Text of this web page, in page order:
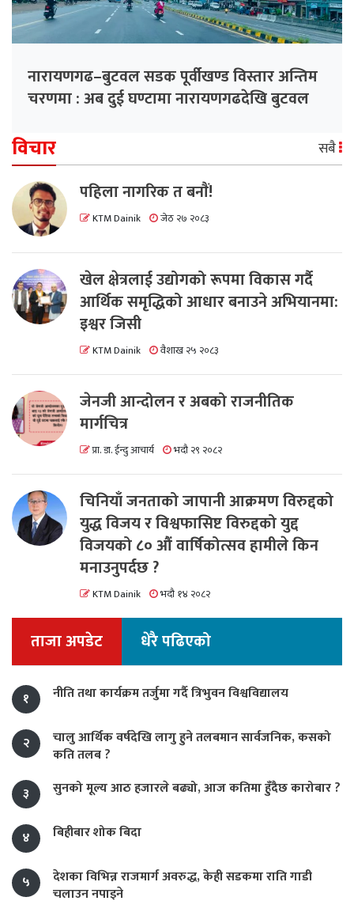
नारायणगढ–बुटवल सडक पूर्वीखण्ड विस्तार अन्तिम
चरणमा : अब दुई घण्टामा नारायणगढदेखि बुटवल
विचार सबै
पहिला नागरिक त बनाैं!
KTM Dainik जेठ २७ २०८३
खेल क्षेत्रलाई उद्योगको रूपमा विकास गर्दै
आर्थिक समृद्धिको आधार बनाउने अभियानमा:
इश्वर जिसी
KTM Dainik वैशाख २५ २०८३
जेनजी आन्दोलन र अबको राजनीतिक
मार्गचित्र
प्रा. डा. ईन्दु आचार्य भदौ २९ २०८२
चिनियाँ जनताको जापानी आक्रमण विरुद्दको
युद्ध विजय र विश्वफासिष्ट विरुद्दको युद्द
विजयको ८० औं वार्षिकोत्सव हामीले किन
मनाउनुपर्दछ ?
KTM Dainik भदौ १४ २०८२
ताजा अपडेट धेरै पढिएको
१ नीति तथा कार्यक्रम तर्जुमा गर्दै त्रिभुवन विश्वविद्यालय
२
चालु आर्थिक वर्षदेखि लागु हुने तलबमान सार्वजनिक, कसको
कति तलब ?
३
सुनको मूल्य आठ हजारले बढ्यो, आज कतिमा हुँदैछ कारोबार ?
४ बिहीबार शोक बिदा
५
देशका विभिन्न राजमार्ग अवरुद्ध, केही सडकमा राति गाडी
चलाउन नपाइने